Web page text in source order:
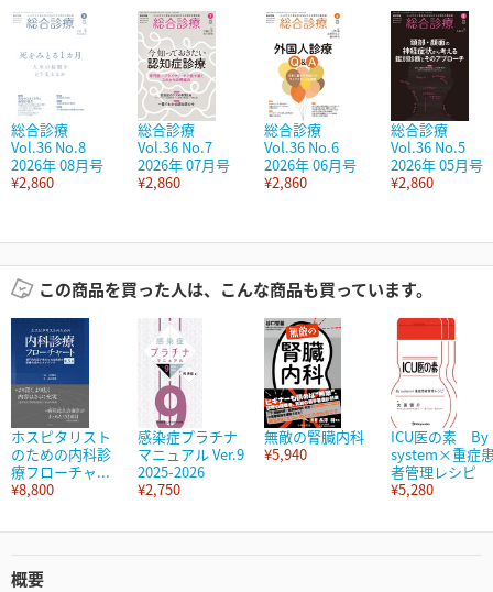
総合診療
Vol.36 No.8
2026年 08月号
¥2,860
総合診療
Vol.36 No.7
2026年 07月号
¥2,860
総合診療
Vol.36 No.6
2026年 06月号
¥2,860
総合診療
Vol.36 No.5
2026年 05月号
¥2,860
この商品を買った人は、こんな商品も買っています。
ホスピタリスト
のための内科診
療フローチャ...
¥8,800
感染症プラチナ
マニュアル Ver.9
2025-2026
¥2,750
無敵の腎臓内科
¥5,940
ICU医の素 By
system×重症
者管理レシピ
¥5,280
概要